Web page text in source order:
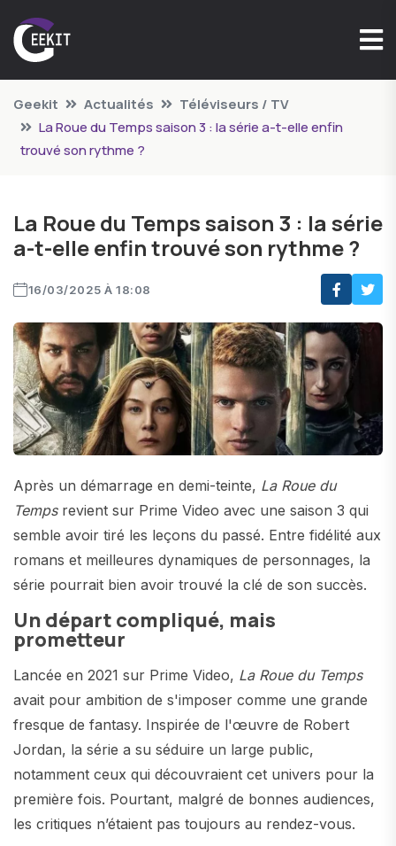
Geekit Actualités
Téléviseurs / TV
La Roue du Temps saison 3 : la série a-t-elle enfin
trouvé son rythme ?
La Roue du Temps saison 3 : la série
a-t-elle enfin trouvé son rythme ?
16/03/2025 À 18:08
Après un démarrage en demi-teinte, La Roue du
Tempsrevient sur Prime Video avec une saison 3 qui
semble avoir tiré les leçons du passé. Entre fidélité aux
romans et meilleures dynamiques de personnages, la
série pourrait bien avoir trouvé la clé de son succès.
Un départ compliqué, mais
prometteur
Lancée en 2021 sur Prime Video, La Roue du Temps
avait pour ambition de s'imposer comme une grande
fresque de fantasy. Inspirée de l'œuvre de Robert
Jordan, la série a su séduire un large public,
notamment ceux qui découvraient cet univers pour la
première fois. Pourtant, malgré de bonnes audiences,
les critiques n’étaient pas toujours au rendez-vous.